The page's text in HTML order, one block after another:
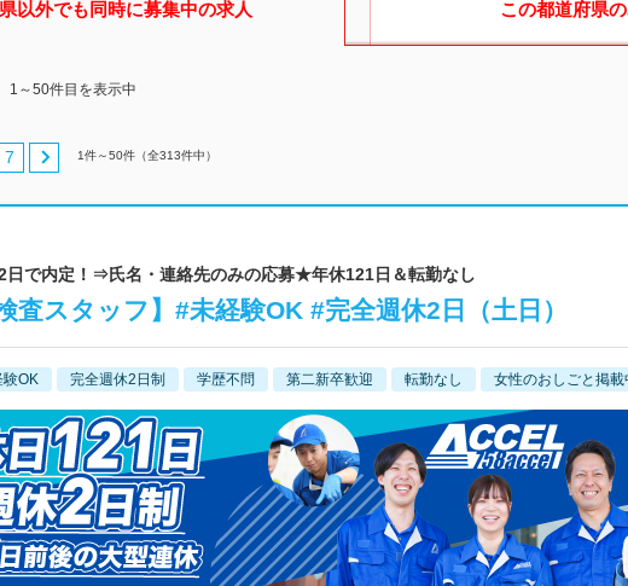
以外でも同時に募集中の求人 この都道府県
1～50件目を表示中
7 1件～50件（全313件中）
日で内定！⇒氏名・連絡先のみの応募★年休121日＆転勤なし
査スタッフ】#未経験OK #完全週休2日（土日）
験OK 完全週休2日制 学歴不問 第二新卒歓迎 転勤なし 女性のおしごと掲載